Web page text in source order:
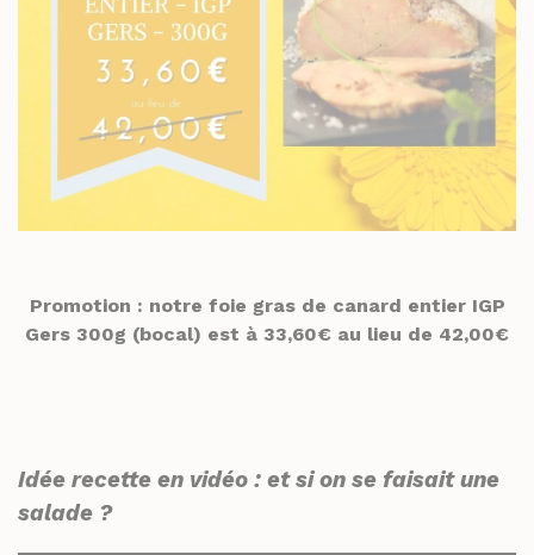
Promotion : notre foie gras de canard entier IGP
Gers 300g (bocal) est à 33,60€ au lieu de 42,00€
Idée recette en vidéo : et si on se faisait une
salade ?